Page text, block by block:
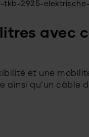
avec
et une
qu’un câble